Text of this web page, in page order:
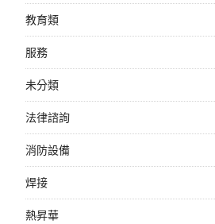
教育類
服務
未分類
法律諮詢
消防設備
焊接
熱昇華